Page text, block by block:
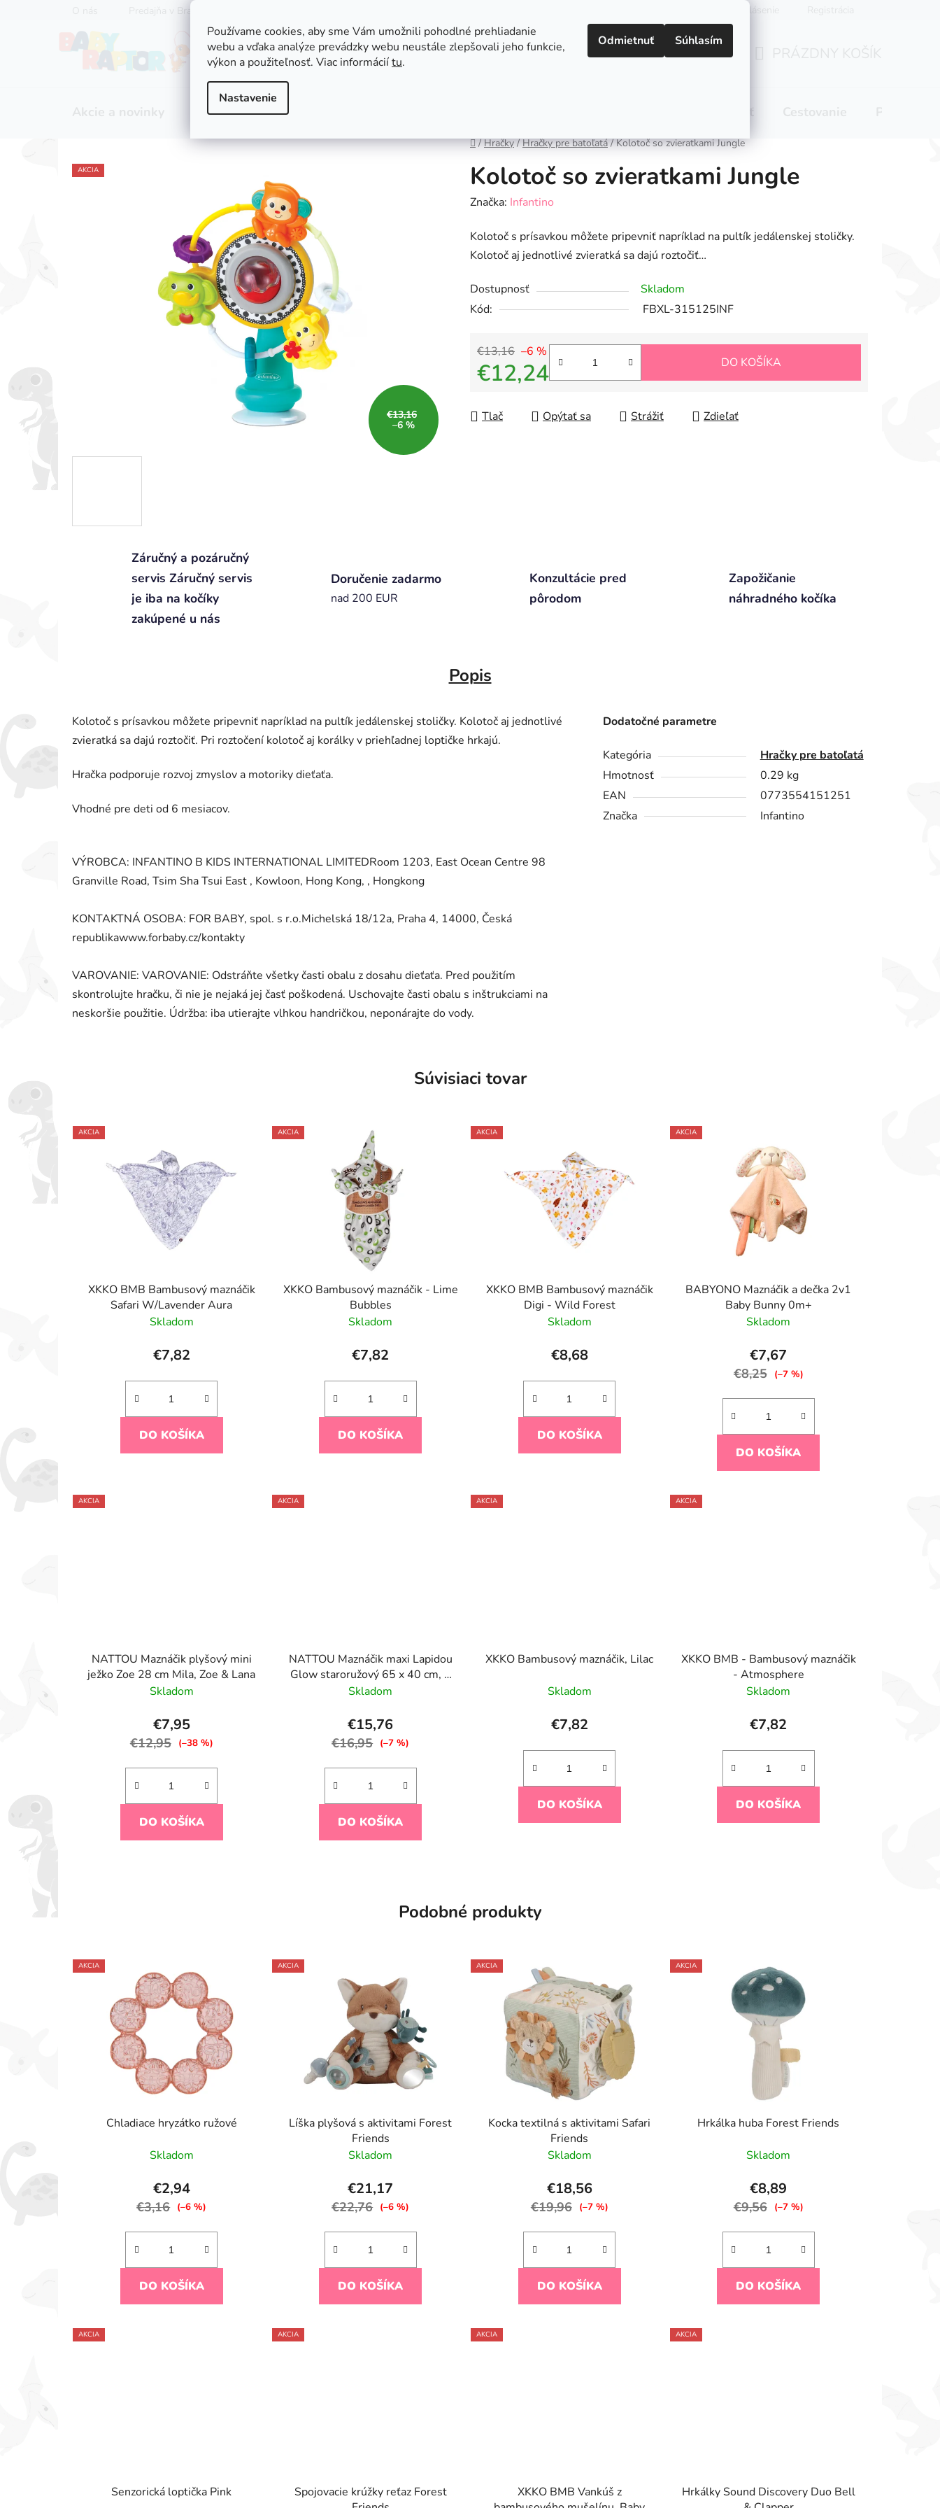
Používame cookies, aby sme Vám umožnili pohodlné prehliadanie
webu a vďaka analýze prevádzky webu neustále zlepšovali jeho funkcie,
výkon a použiteľnosť. Viac informáciítu.
Nastavenie
Odmietnuť Súhlasím
Predajňa v Bratislave Prihlásenie
Zľavy Kočíky
Domov
/ Hračky / Hračky pre batoľatá / Kolotoč so zvieratkami Jungle
Kolotoč so zvieratkami Jungle
Značka: Infantino
Kolotoč s prísavkou môžete pripevniť napríklad na pultík jedálenskej stoličky.
Kolotoč aj jednotlivé zvieratká sa dajú roztočiť…
Dostupnosť
Skladom
Kód:
FBXL-315125INF
€13,16 –6 %
€12,24 DO KOŠÍKA
Tlač Opýtať sa Strážiť Zdieľať
AKCIA
€13,16
–6 %
Záručný a pozáručný
servis Záručný servis
je iba na kočíky
zakúpené u nás
Doručenie zadarmo
nad 200 EUR
Konzultácie pred
pôrodom
Zapožičanie
náhradného kočíka
Popis
Kolotoč s prísavkou môžete pripevniť napríklad na pultík jedálenskej stoličky. Kolotoč aj jednotlivé
zvieratká sa dajú roztočiť. Pri roztočení kolotoč aj korálky v priehľadnej loptičke hrkajú.
Hračka podporuje rozvoj zmyslov a motoriky dieťaťa.
Vhodné pre deti od 6 mesiacov.
VÝROBCA: INFANTINO B KIDS INTERNATIONAL LIMITEDRoom 1203, East Ocean Centre 98
Granville Road, Tsim Sha Tsui East , Kowloon, Hong Kong, , Hongkong
KONTAKTNÁ OSOBA: FOR BABY, spol. s r.o.Michelská 18/12a, Praha 4, 14000, Česká
republikawww.forbaby.cz/kontakty
VAROVANIE: VAROVANIE: Odstráňte všetky časti obalu z dosahu dieťaťa. Pred použitím
skontrolujte hračku, či nie je nejaká jej časť poškodená. Uschovajte časti obalu s inštrukciami na
neskoršie použitie. Údržba: iba utierajte vlhkou handričkou, neponárajte do vody.
Dodatočné parametre
Kategória
Hračky pre batoľatá
Hmotnosť
0.29 kg
EAN
0773554151251
Značka
Infantino
Súvisiaci tovar
AKCIA
XKKO BMB Bambusový maznáčik
Safari W/Lavender Aura
Skladom
€7,82
DO KOŠÍKA
AKCIA
XKKO Bambusový maznáčik - Lime
Bubbles
Skladom
€7,82
DO KOŠÍKA
AKCIA
XKKO BMB Bambusový maznáčik
Digi - Wild Forest
Skladom
€8,68
DO KOŠÍKA
AKCIA
BABYONO Maznáčik a dečka 2v1
Baby Bunny 0m+
Skladom
€7,67
€8,25 (–7 %)
DO KOŠÍKA
AKCIA
NATTOU Maznáčik plyšový mini
ježko Zoe 28 cm Mila, Zoe & Lana
Skladom
€7,95
€12,95 (–38 %)
DO KOŠÍKA
AKCIA
NATTOU Maznáčik maxi Lapidou
Glow staroružový 65 x 40 cm, 0
m+
Skladom
€15,76
€16,95 (–7 %)
DO KOŠÍKA
AKCIA
XKKO Bambusový maznáčik, Lilac
Skladom
€7,82
DO KOŠÍKA
AKCIA
XKKO BMB - Bambusový maznáčik
- Atmosphere
Skladom
€7,82
DO KOŠÍKA
Podobné produkty
AKCIA
Chladiace hryzátko ružové
Skladom
€2,94
€3,16 (–6 %)
DO KOŠÍKA
AKCIA
Líška plyšová s aktivitami Forest
Friends
Skladom
€21,17
€22,76 (–6 %)
DO KOŠÍKA
AKCIA
Kocka textilná s aktivitami Safari
Friends
Skladom
€18,56
€19,96 (–7 %)
DO KOŠÍKA
AKCIA
Hrkálka huba Forest Friends
Skladom
€8,89
€9,56 (–7 %)
DO KOŠÍKA
AKCIA
Senzorická loptička Pink
AKCIA
Spojovacie krúžky reťaz Forest
AKCIA
XKKO BMB Vankúš z
AKCIA
Hrkálky Sound Discovery Duo Bell